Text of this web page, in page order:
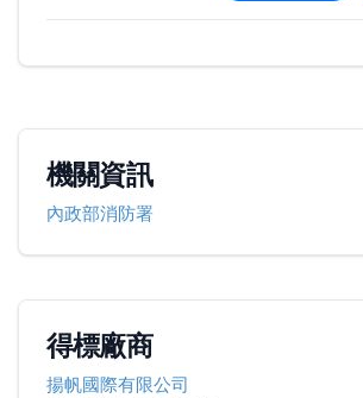
機關資訊
內政部消防署
得標廠商
揚帆國際有限公司